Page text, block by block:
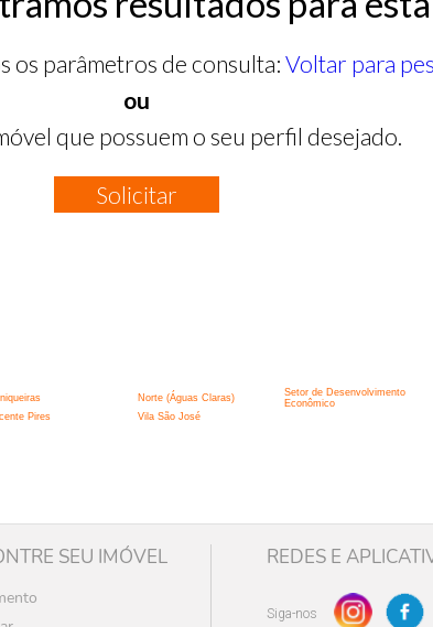
os parâmetros de consulta: Voltar para
ou
que possuem o seu perfil desejado.
Solicitar
Norte (Águas Claras)
Setor de Desenvolvimento
Econômico
Pires Vila São José
SEU IMÓVEL REDES E
Siga-nos